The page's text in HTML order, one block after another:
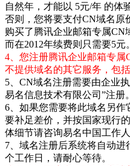
自然年，才能以 5元/年 的体
否则，您将要支付CN域名原
购买了腾讯企业邮箱专属CN
而在2012年续费则只需要5元。
4、您注册腾讯企业邮箱专属
不提供域名的其它服务，包
5、CN域名注册需要由企业
易名信息技术有限公司”注册
6、如果您需要将此域名另
要补足差价，并按国家现行
体细节请咨询易名中国工作人
7、域名注册后系统将自动
个工作日，请耐心等待。